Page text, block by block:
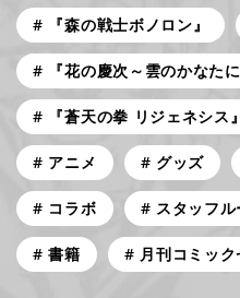
『森の戦士ボノロン』
『花の慶次～雲のかなたに
『蒼天の拳 リジェネシス』
アニメ グッズ
コラボ スタッフル
書籍 月刊コミッ